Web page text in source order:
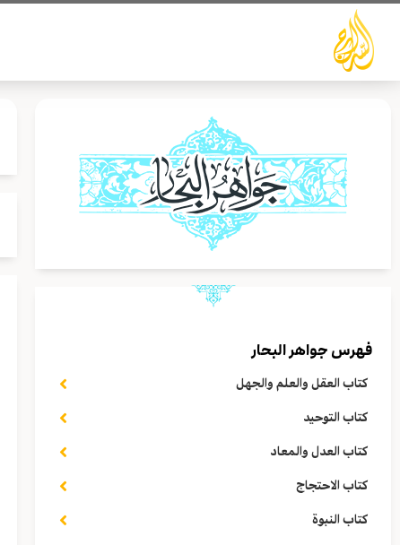
تخطي
المحتوى
فهرس جواهر البحار
كتاب العقل والعلم والجهل
كتاب التوحيد
كتاب العدل والمعاد
كتاب الاحتجاج
كتاب النبوة